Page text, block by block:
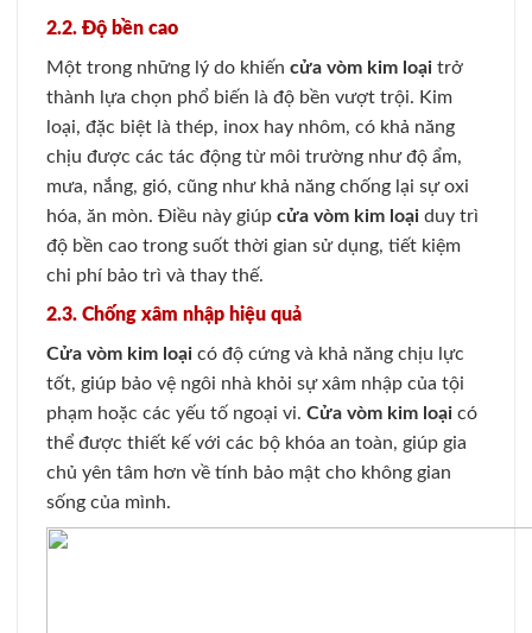
2.2. Độ bền cao
Một trong những lý do khiến cửa vòm kim loại trở
thành lựa chọn phổ biến là độ bền vượt trội. Kim
loại, đặc biệt là thép, inox hay nhôm, có khả năng
chịu được các tác động từ môi trường như độ ẩm,
mưa, nắng, gió, cũng như khả năng chống lại sự oxi
hóa, ăn mòn. Điều này giúp cửa vòm kim loại duy trì
độ bền cao trong suốt thời gian sử dụng, tiết kiệm
chi phí bảo trì và thay thế.
2.3. Chống xâm nhập hiệu quả
Cửa vòm kim loại có độ cứng và khả năng chịu lực
tốt, giúp bảo vệ ngôi nhà khỏi sự xâm nhập của tội
phạm hoặc các yếu tố ngoại vi. Cửa vòm kim loại có
thể được thiết kế với các bộ khóa an toàn, giúp gia
chủ yên tâm hơn về tính bảo mật cho không gian
sống của mình.